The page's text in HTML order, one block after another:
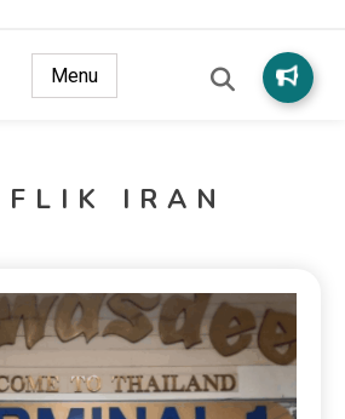
Menu
IRAN